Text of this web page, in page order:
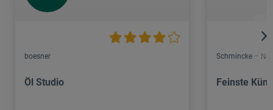
boesner
Öl Studio
Schmincke –
Feinste